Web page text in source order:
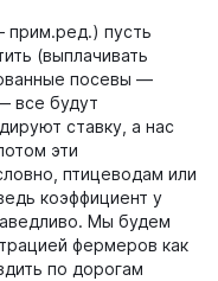
пусть
(выплачивать
посевы —
все будут
ставку, а нас
эти
птицеводам или
коэффициент у
Мы будем
фермеров как
по дорогам